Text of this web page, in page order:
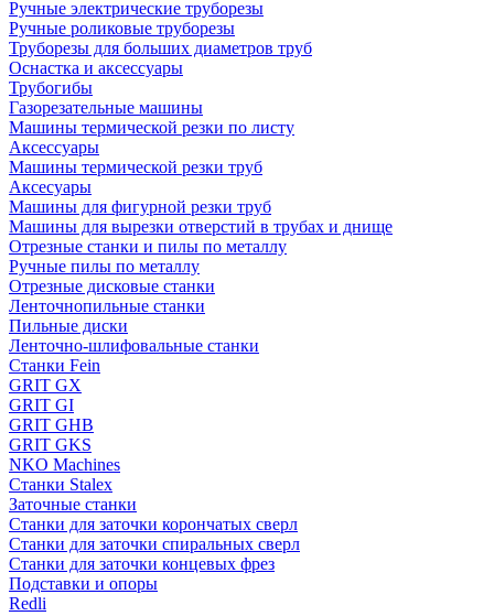
Ручные электрические труборезы
Ручные роликовые труборезы
Труборезы для больших диаметров труб
Оснастка и аксессуары
Трубогибы
Газорезательные машины
Машины термической резки по листу
Аксессуары
Машины термической резки труб
Аксесуары
Машины для фигурной резки труб
Машины для вырезки отверстий в трубах и днище
Отрезные станки и пилы по металлу
Ручные пилы по металлу
Отрезные дисковые станки
Ленточнопильные станки
Пильные диски
Ленточно-шлифовальные станки
Станки Fein
GRIT GX
GRIT GI
GRIT GHB
GRIT GKS
NKO Machines
Станки Stalex
Заточные станки
Станки для заточки корончатых сверл
Станки для заточки спиральных сверл
Станки для заточки концевых фрез
Подставки и опоры
Redli